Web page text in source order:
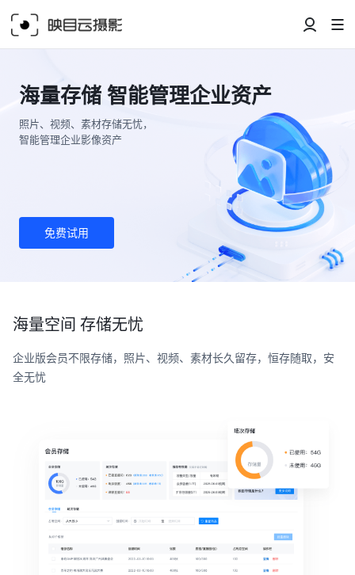
海量存储 智能管理企业资产
照片、视频、素材存储无忧，
智能管理企业影像资产
免费试用
海量空间 存储无忧
企业版会员不限存储，照片、视频、素材长久留存，恒存随取，安
全无忧